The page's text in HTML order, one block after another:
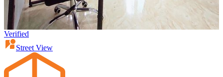
Verified
Street View